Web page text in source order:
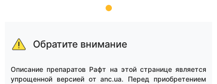
11
Обратите внимание
Описание препаратов Рафт на этой странице является
упрощенной версией от anc.ua. Перед приобретением